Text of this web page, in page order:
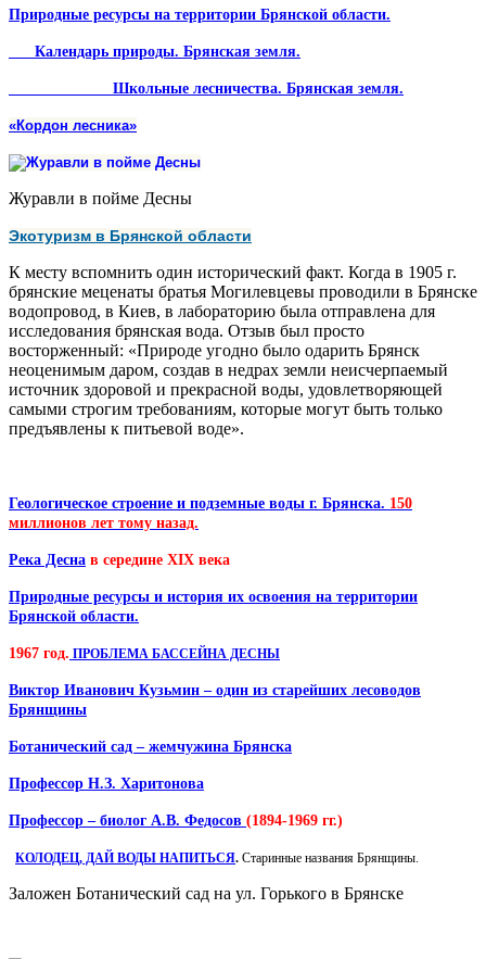
Природные ресурсы на территории Брянской области.
Календарь природы. Брянская земля.
Школьные лесничества. Брянская земля.
«Кордон лесника»
Журавли в пойме Десны
Экотуризм в Брянской области
К месту вспомнить один исторический факт. Когда в 1905 г.
брянские меценаты братья Могилевцевы проводили в Брянске
водопровод, в Киев, в лабораторию была отправлена для
исследования брянская вода. Отзыв был просто
восторженный: «Природе угодно было одарить Брянск
неоценимым даром, создав в недрах земли неисчерпаемый
источник здоровой и прекрасной воды, удовлетворяющей
самыми строгим требованиям, которые могут быть только
предъявлены к питьевой воде».
Геологическое строение и подземные воды г. Брянска. 150
миллионов лет тому назад.
Река Десна в середине XIX века
Природные ресурсы и история их освоения на территории
Брянской области.
1967 год. ПРОБЛЕМА БАССЕЙНА ДЕСНЫ
Виктор Иванович Кузьмин – один из старейших лесоводов
Брянщины
Ботанический сад – жемчужина Брянска
Профессор Н.З. Харитонова
Профессор – биолог А.В. Федосов (1894-1969 гг.)
КОЛОДЕЦ, ДАЙ ВОДЫ НАПИТЬСЯ. Старинные названия Брянщины.
Заложен Ботанический сад на ул. Горького в Брянске